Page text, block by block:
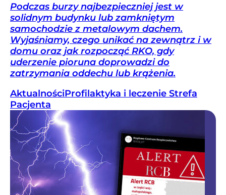
Podczas burzy najbezpieczniej jest w
solidnym budynku lub zamkniętym
samochodzie z metalowym dachem.
Wyjaśniamy, czego unikać na zewnątrz i w
domu oraz jak rozpocząć RKO, gdy
uderzenie pioruna doprowadzi do
zatrzymania oddechu lub krążenia.
AktualnościProfilaktyka i leczenie Strefa
Pacjenta